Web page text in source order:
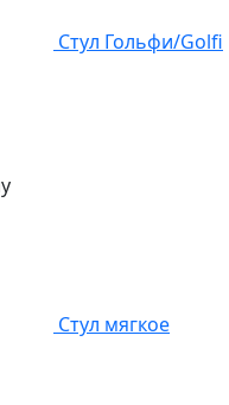
Стул Гольфи/Golfi
Стул мягкое